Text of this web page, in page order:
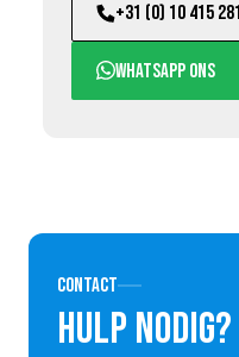
+31 (0) 10 415
WhatsApp ons
Contact
Hulp nodig?